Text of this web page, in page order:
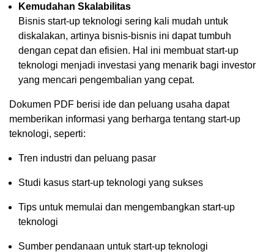
Kemudahan Skalabilitas
Bisnis start-up teknologi sering kali mudah untuk
diskalakan, artinya bisnis-bisnis ini dapat tumbuh
dengan cepat dan efisien. Hal ini membuat start-up
teknologi menjadi investasi yang menarik bagi investor
yang mencari pengembalian yang cepat.
Dokumen PDF berisi ide dan peluang usaha dapat
memberikan informasi yang berharga tentang start-up
teknologi, seperti:
Tren industri dan peluang pasar
Studi kasus start-up teknologi yang sukses
Tips untuk memulai dan mengembangkan start-up
teknologi
Sumber pendanaan untuk start-up teknologi